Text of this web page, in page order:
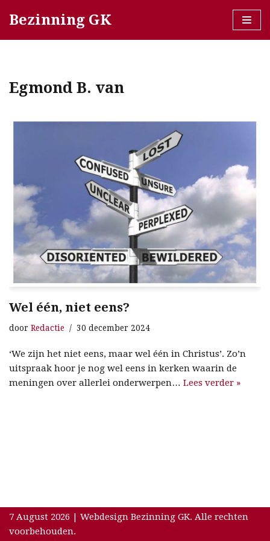
Bezinning GK
Egmond B. van
Wel één, niet eens?
door Redactie 30 december 2024
‘We zijn het niet eens, maar wel één in Christus’. Zo’n
uitspraak hoor je nog wel eens in kerken waarin de
meningen over allerlei onderwerpen… Lees verder »
7 August 2026 | Webdesign Bezinning GK. Alle rechten
voorbehouden.